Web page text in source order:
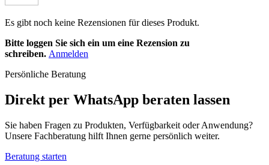
Es gibt noch keine Rezensionen für dieses Produkt.
Bitte loggen Sie sich ein um eine Rezension zu
schreiben. Anmelden
Persönliche Beratung
Direkt per WhatsApp beraten lassen
Sie haben Fragen zu Produkten, Verfügbarkeit oder Anwendung?
Unsere Fachberatung hilft Ihnen gerne persönlich weiter.
Beratung starten